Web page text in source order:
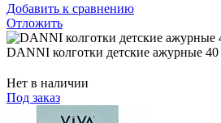
Добавить к сравнению
Отложить
DANNI колготки детские ажурные
Нет в наличии
Под заказ